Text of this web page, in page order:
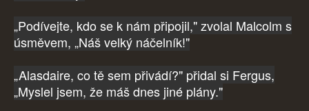
„Podívejte, kdo se k nám připojil," zvolal Malcolm s
úsměvem, „Náš velký náčelník!"
„Alasdaire, co tě sem přivádí?" přidal si Fergus,
„Myslel jsem, že máš dnes jiné plány."